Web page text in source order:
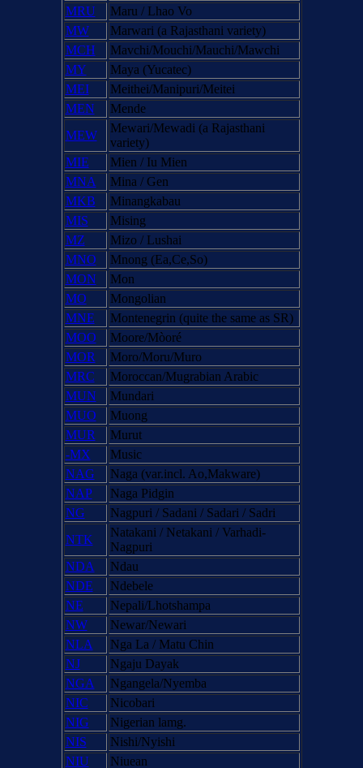
MRU
Maru / Lhao Vo
MW
Marwari (a Rajasthani variety)
MCH
Mavchi/Mouchi/Mauchi/Mawchi
MY
Maya (Yucatec)
MEI
Meithei/Manipuri/Meitei
MEN
Mende
MEW
Mewari/Mewadi (a Rajasthani
variety)
MIE
Mien / Iu Mien
MNA
Mina / Gen
MKB
Minangkabau
MIS
Mising
MZ
Mizo / Lushai
MNO
Mnong (Ea,Ce,So)
MON
Mon
MO
Mongolian
MNE
Montenegrin (quite the same as SR)
MOO
Moore/Mòoré
MOR
Moro/Moru/Muro
MRC
Moroccan/Mugrabian Arabic
MUN
Mundari
MUO
Muong
MUR
Murut
-MX
Music
NAG
Naga (var.incl. Ao,Makware)
NAP
Naga Pidgin
NG
Nagpuri / Sadani / Sadari / Sadri
NTK
Natakani / Netakani / Varhadi-
Nagpuri
NDA
Ndau
NDE
Ndebele
NE
Nepali/Lhotshampa
NW
Newar/Newari
NLA
Nga La / Matu Chin
NJ
Ngaju Dayak
NGA
Ngangela/Nyemba
NIC
Nicobari
NIG
Nigerian lamg.
NIS
Nishi/Nyishi
NIU
Niuean